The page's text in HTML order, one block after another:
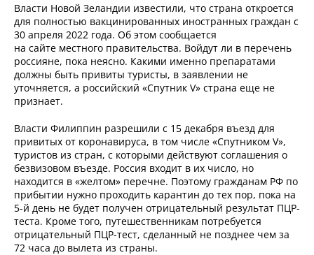
Власти Новой Зеландии известили, что страна откроется
для полностью вакцинированных иностранных граждан с
30 апреля 2022 года. Об этом сообщается
на сайте местного правительства. Войдут ли в перечень
россияне, пока неясно. Какими именно препаратами
должны быть привиты туристы, в заявлении не
уточняется, а российский «Спутник V» страна еще не
признает.
Власти Филиппин разрешили с 15 декабря въезд для
привитых от коронавируса, в том числе «Спутником V»,
туристов из стран, с которыми действуют соглашения о
безвизовом въезде. Россия входит в их число, но
находится в «желтом» перечне. Поэтому гражданам РФ по
прибытии нужно проходить карантин до тех пор, пока на
5-й день не будет получен отрицательный результат ПЦР-
теста. Кроме того, путешественникам потребуется
отрицательный ПЦР-тест, сделанный не позднее чем за
72 часа до вылета из страны.